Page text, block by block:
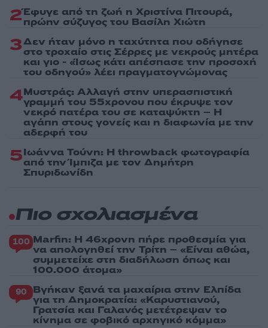
2Έφυγε από τη ζωή η Χριστίνα Πιτουρά,
πρώην σύζυγος του Βασίλη Χιώτη
3Δεν ήταν μόνο η ταχύτητα που οδήγησε
στο τροχαίο στις Σέρρες με νεκρούς μητέρα
και γιο - «Ίσως κάτι απέσπασε την προσοχή
του οδηγού» λέει πραγματογνώμονας
4Μυστράς: Αλλαγή στην υπερασπιστική
γραμμή του 55χρονου που έκρυψε τον
νεκρό πατέρα του σε καταψύκτη – Η
αγάπη στους γονείς και η διαφωνία με την
αδερφή του
5Ιωάννα Τούνη: Η throwback φωτογραφία
από την Ίμπιζα με τον Δημήτρη
Σπυριδωνίδη
Πιο σχολιασμένα
100 Marfin: Η 46χρονη πήρε προθεσμία για
να απολογηθεί την Τρίτη – «Είναι αθώα,
συμμετείχε στη διαδήλωση όπως και
100.000 άτομα»
90 Βγήκαν ξανά τα μαχαίρια στην Ελπίδα
για τη Δημοκρατία: «Καρυστιανού,
Γρατσία και Γαλανός μετέτρεψαν το
κίνημα σε φοβικό αρχηγικό κόμμα»